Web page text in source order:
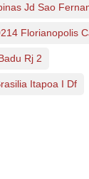
Jd Sao
Florianopolis
Rj 2
Itapoa I Df